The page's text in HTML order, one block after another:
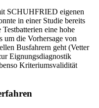
SCHUHFRIED eigenen
in einer Studie bereits
eine hohe
um die Vorhersage von
Busfahrern geht (Vetter
Eignungsdiagnostik
Kriteriumsvalidität